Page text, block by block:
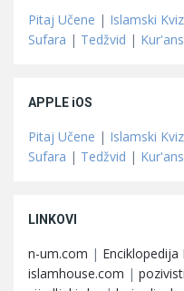
Pitaj Učene | Islamski Kviz
Sufara | Tedžvid |
APPLE iOS
Pitaj Učene | Islamski Kviz
Sufara | Tedžvid |
LINKOVI
n-um.com | Enciklopedija
islamhouse.com |